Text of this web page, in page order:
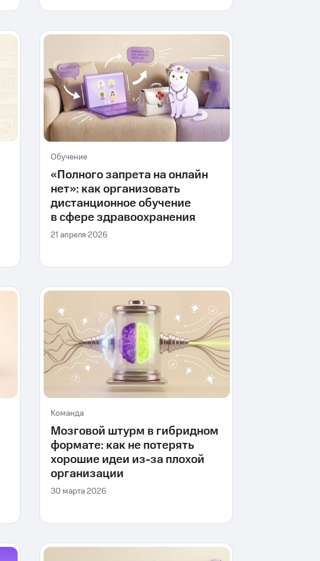
Обучение
«Полного запрета на онлайн
нет»: как организовать
дистанционное обучение
в сфере здравоохранения
21 апреля 2026
Команда
Мозговой штурм в гибридном
формате: как не потерять
хорошие идеи из-за плохой
организации
30 марта 2026